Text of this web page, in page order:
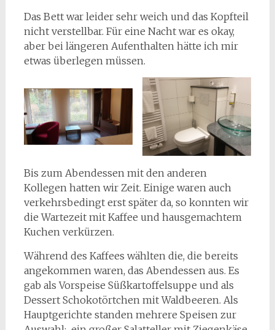
Das Bett war leider sehr weich und das Kopfteil
nicht verstellbar. Für eine Nacht war es okay,
aber bei längeren Aufenthalten hätte ich mir
etwas überlegen müssen.
Bis zum Abendessen mit den anderen
Kollegen hatten wir Zeit. Einige waren auch
verkehrsbedingt erst später da, so konnten wir
die Wartezeit mit Kaffee und hausgemachtem
Kuchen verkürzen.
Während des Kaffees wählten die, die bereits
angekommen waren, das Abendessen aus. Es
gab als Vorspeise Süßkartoffelsuppe und als
Dessert Schokotörtchen mit Waldbeeren. Als
Hauptgerichte standen mehrere Speisen zur